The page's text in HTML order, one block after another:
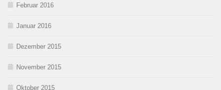
Februar 2016
Januar 2016
Dezember 2015
November 2015
Oktober 2015